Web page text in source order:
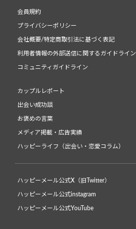
会員規約
プライバシーポリシー
会社概要/特定商取引法に基づく表記
利用者情報の外部送信に関するガイドライン
コミュニティガイドライン
カップルレポート
出会い成功談
お褒めの言葉
メディア掲載・広告実績
ハッピーライフ（出会い・恋愛コラム）
ハッピーメール公式X（旧Twitter）
ハッピーメール公式instagram
ハッピーメール公式YouTube